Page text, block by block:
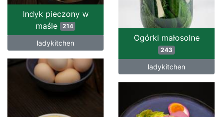
Indyk pieczony w
maśle
214
ladykitchen
Ogórki małosolne
243
ladykitchen